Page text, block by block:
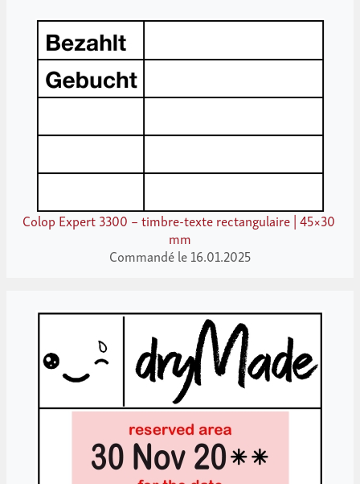
Colop Expert 3300 – timbre-texte rectangulaire | 45×30
mm
Commandé le 16.01.2025